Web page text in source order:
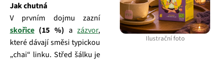
Ilustrační foto
Jak chutná
V prvním dojmu zazní
skořice (15 %) azázvor,
které dávají směsi typickou
„chai“ linku. Střed šálku je